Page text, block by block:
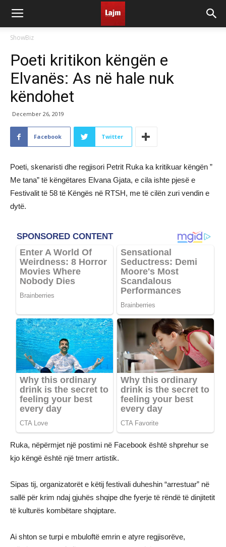
ShowBiz
Poeti kritikon këngën e
Elvanës: As në hale nuk
këndohet
December 26, 2019
Facebook Twitter
Poeti, skenaristi dhe regjisori Petrit Ruka ka kritikuar këngën ”
Me tana” të këngëtares Elvana Gjata, e cila ishte pjesë e
Festivalit të 58 të Këngës në RTSH, me të cilën zuri vendin e
dytë.
Ruka, nëpërmjet një postimi në Facebook është shprehur se
kjo këngë është një tmerr artistik.
Sipas tij, organizatorët e këtij festivali duheshin “arrestuar” në
sallë për krim ndaj gjuhës shqipe dhe fyerje të rëndë të dinjitetit
të kulturës kombëtare shqiptare.
Ai shton se turpi e mbuloftë emrin e atyre regjisorëve,